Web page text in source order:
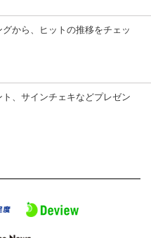
から、ヒットの推移をチェッ
、サインチェキなどプレゼン